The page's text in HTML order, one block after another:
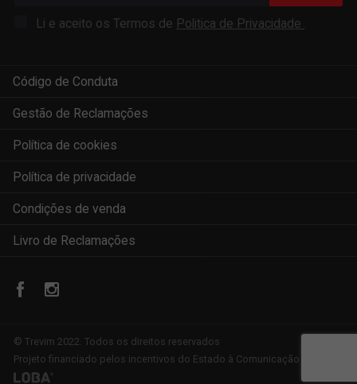
Li e aceito os Termos de Politica de Privacidade .
Código de Conduta
Gestão de Reclamações
Política de cookies
Política de privacidade
Condições de venda
Livro de Reclamações
© Trevim 2022. Todos os direitos reservados
Projeto financiado pelos incentivos do Estado à Comunicação Social